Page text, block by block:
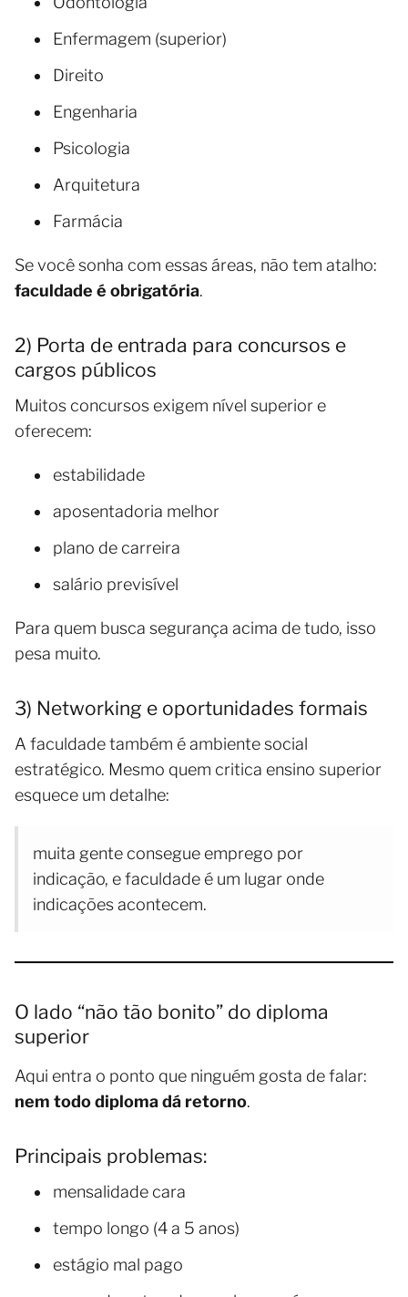
Enfermagem (superior)
Direito
Engenharia
Psicologia
Arquitetura
Farmácia
Se você sonha com essas áreas, não tem atalho:
faculdade é obrigatória.
2) Porta de entrada para concursos e
cargos públicos
Muitos concursos exigem nível superior e
oferecem:
estabilidade
aposentadoria melhor
plano de carreira
salário previsível
Para quem busca segurança acima de tudo, isso
pesa muito.
3) Networking e oportunidades formais
A faculdade também é ambiente social
estratégico. Mesmo quem critica ensino superior
esquece um detalhe:
muita gente consegue emprego por
indicação, e faculdade é um lugar onde
indicações acontecem.
O lado “não tão bonito” do diploma
superior
Aqui entra o ponto que ninguém gosta de falar:
nem todo diploma dá retorno.
Principais problemas:
mensalidade cara
tempo longo (4 a 5 anos)
estágio mal pago